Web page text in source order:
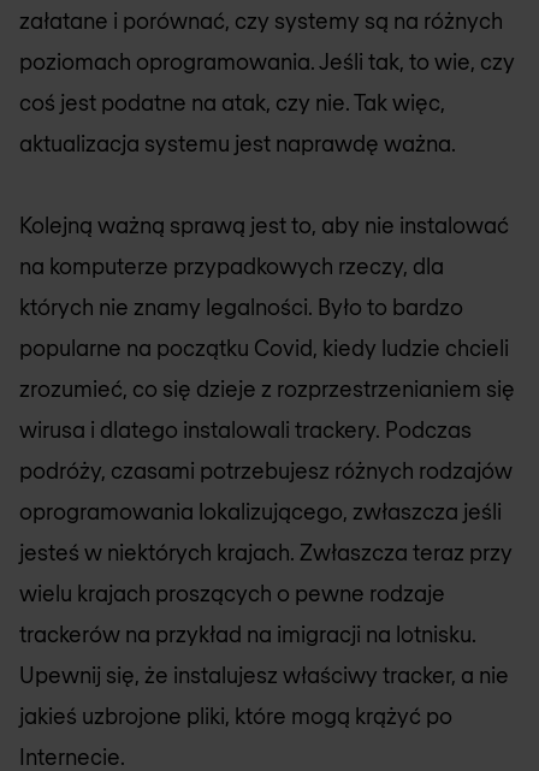
załatane i porównać, czy systemy są na różnych
poziomach oprogramowania. Jeśli tak, to wie, czy
coś jest podatne na atak, czy nie. Tak więc,
aktualizacja systemu jest naprawdę ważna.
Kolejną ważną sprawą jest to, aby nie instalować
na komputerze przypadkowych rzeczy, dla
których nie znamy legalności. Było to bardzo
popularne na początku Covid, kiedy ludzie chcieli
zrozumieć, co się dzieje z rozprzestrzenianiem się
wirusa i dlatego instalowali trackery. Podczas
podróży, czasami potrzebujesz różnych rodzajów
oprogramowania lokalizującego, zwłaszcza jeśli
jesteś w niektórych krajach. Zwłaszcza teraz przy
wielu krajach proszących o pewne rodzaje
trackerów na przykład na imigracji na lotnisku.
Upewnij się, że instalujesz właściwy tracker, a nie
jakieś uzbrojone pliki, które mogą krążyć po
Internecie.